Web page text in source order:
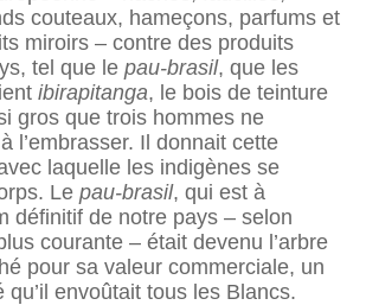
couteaux, hameçons, parfums et
miroirs – contre des produits
tel que le pau-brasil, que les
ibirapitanga, le bois de teinture
gros que trois hommes ne
l’embrasser. Il donnait cette
laquelle les indigènes se
Le pau-brasil, qui est à
définitif de notre pays – selon
courante – était devenu l’arbre
pour sa valeur commerciale, un
qu’il envoûtait tous les Blancs.